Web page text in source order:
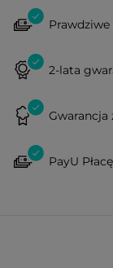
Prawdziwe
2-lata
PayU